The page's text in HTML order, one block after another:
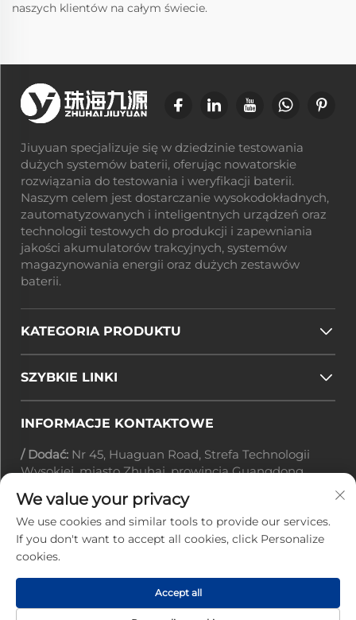
naszych klientów na całym świecie.
Jiuyuan specjalizuje się w dziedzinie testowania
dużych systemów baterii, oferując nowatorskie
rozwiązania do testowania i weryfikacji baterii.
Naszym celem jest dostarczanie wysokodokładnych,
zautomatyzowanych i inteligentnych urządzeń oraz
technologii testowych do produkcji i zapewniania
jakości akumulatorów trakcyjnych, systemów
magazynowania energii oraz dużych zestawów
baterii.
KATEGORIA PRODUKTU
SZYBKIE LINKI
INFORMACJE KONTAKTOWE
/ Dodać: Nr 45, Huaguan Road, Strefa Technologii
Wysokiej, miasto Zhuhai, prowincja Guangdong,
Adres e-mail: [email protected]
/ Telefonowo: +86-0756-3616108
Prawa autorskie © 2025 przez Zhuhai Jiuyuan Power
Electronics Technology Co., Ltd. |
prywatności
We value your privacy
We use cookies and similar tools to provide our services.
If you don't want to accept all cookies, click Personalize
cookies.
Accept all